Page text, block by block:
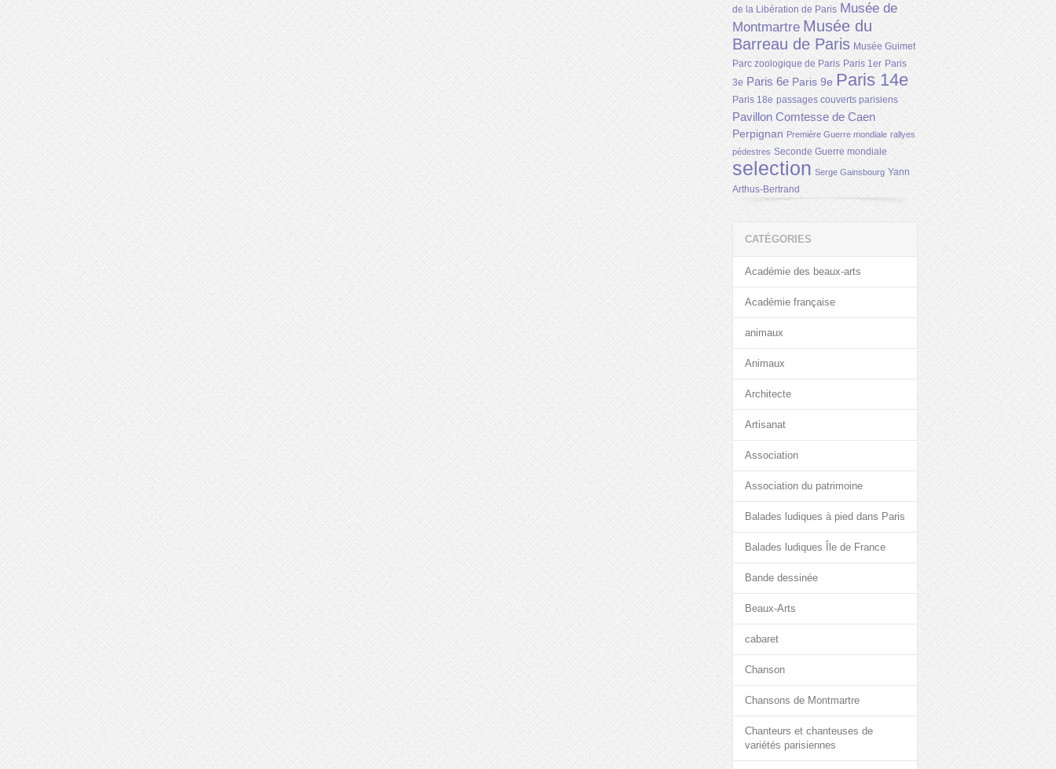
de la Libération de Paris Musée de
Montmartre Musée du
Barreau de Paris Musée Guimet
Parc zoologique de Paris Paris 1er Paris
3e Paris 6e Paris 9e Paris 14e
Paris 18e passages couverts parisiens
Pavillon Comtesse de Caen
Perpignan Première Guerre mondiale rallyes
pédestres Seconde Guerre mondiale
selection Serge Gainsbourg Yann
Arthus-Bertrand
CATÉGORIES
Académie des beaux-arts
Académie française
animaux
Animaux
Architecte
Artisanat
Association
Association du patrimoine
Balades ludiques à pied dans Paris
Balades ludiques Île de France
Bande dessinée
Beaux-Arts
cabaret
Chanson
Chansons de Montmartre
Chanteurs et chanteuses de
variétés parisiennes